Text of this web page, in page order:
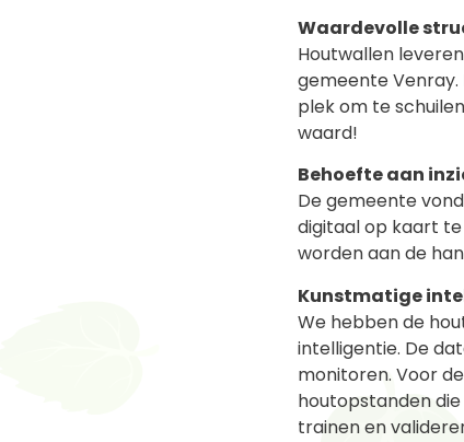
Waardevolle
Houtwallen
gemeente Venray.
plek om te
waard!
Behoefte aan
De gemeente
digitaal op kaart
worden aan de
Kunstmatige
We hebben de
intelligentie. De
monitoren. Voor
houtopstanden
trainen en